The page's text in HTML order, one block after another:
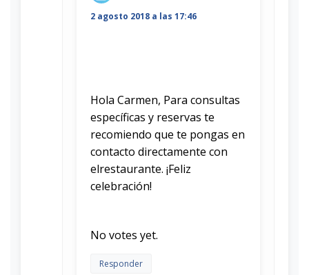
2 agosto 2018 a las 17:46
Hola Carmen, Para consultas
específicas y reservas te
recomiendo que te pongas en
contacto directamente con
elrestaurante. ¡Feliz
celebración!
No votes yet.
Responder